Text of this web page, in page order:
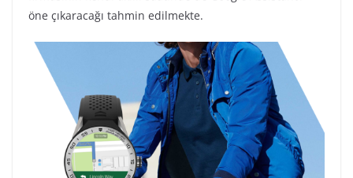
öne çıkaracağı tahmin edilmekte.